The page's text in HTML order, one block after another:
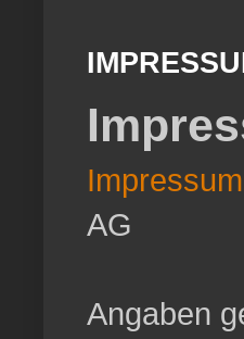
AG
Angaben